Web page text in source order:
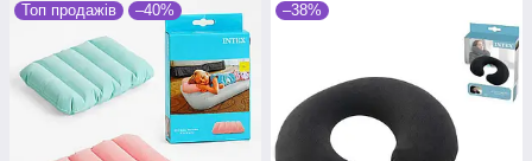
Топ продажів –40% –38%